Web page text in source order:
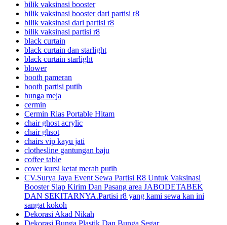
bilik vaksinasi booster
bilik vaksinasi booster dari partisi r8
bilik vaksinasi dari partisi r8
bilik vaksinasi partisi r8
black curtain
black curtain dan starlight
black curtain starlight
blower
booth pameran
booth partisi putih
bunga meja
cermin
Cermin Rias Portable Hitam
chair ghost acrylic
chair ghsot
chairs vip kayu jati
clothesline gantungan baju
coffee table
cover kursi ketat merah putih
CV.Surya Jaya Event Sewa Partisi R8 Untuk Vaksinasi
Booster Siap Kirim Dan Pasang area JABODETABEK
DAN SEKITARNYA.Partisi r8 yang kami sewa kan ini
sangat kokoh
Dekorasi Akad Nikah
Dekorasi Bunga Plastik Dan Bunga Segar